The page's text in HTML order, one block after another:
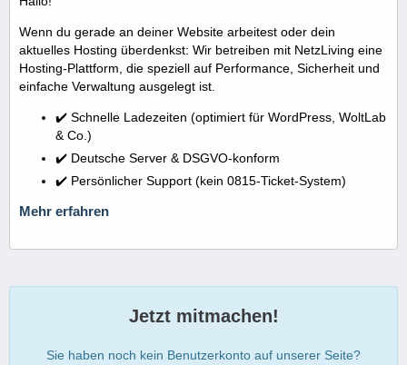
Wenn du gerade an deiner Website arbeitest oder dein
aktuelles Hosting überdenkst: Wir betreiben mit NetzLiving eine
Hosting-Plattform, die speziell auf Performance, Sicherheit und
einfache Verwaltung ausgelegt ist.
✔️ Schnelle Ladezeiten (optimiert für WordPress, WoltLab
& Co.)
✔️ Deutsche Server & DSGVO-konform
✔️ Persönlicher Support (kein 0815-Ticket-System)
Mehr erfahren
Jetzt mitmachen!
Sie haben noch kein Benutzerkonto auf unserer Seite?